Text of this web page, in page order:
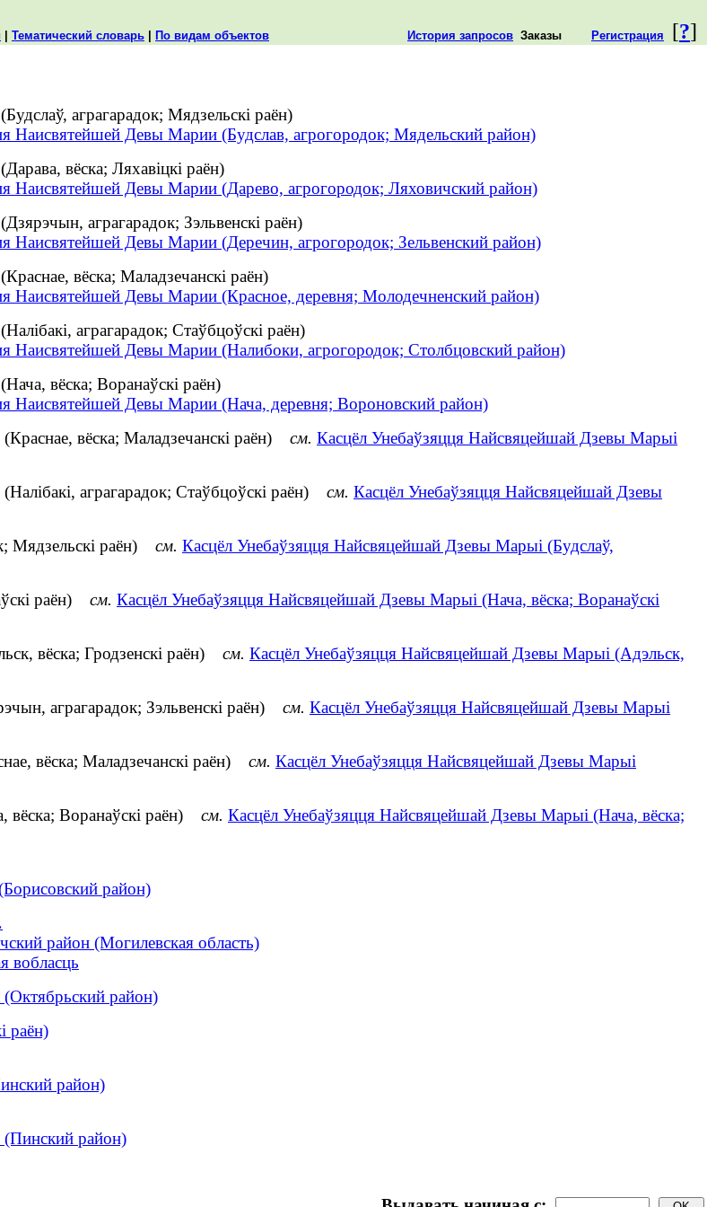
[?]
Тематический словарь По видам объектов История запросов Заказы Регистрация
аграгарадок; Мядзельскі раён)
Наисвятейшей Девы Марии (Будслав, агрогородок; Мядельский район)
вёска; Ляхавіцкі раён)
Наисвятейшей Девы Марии (Дарево, агрогородок; Ляховичский район)
аграгарадок; Зэльвенскі раён)
Наисвятейшей Девы Марии (Деречин, агрогородок; Зельвенский район)
вёска; Маладзечанскі раён)
Наисвятейшей Девы Марии (Красное, деревня; Молодечненский район)
аграгарадок; Стаўбцоўскі раён)
Наисвятейшей Девы Марии (Налибоки, агрогородок; Столбцовский район)
вёска; Воранаўскі раён)
Наисвятейшей Девы Марии (Нача, деревня; Вороновский район)
вёска; Маладзечанскі раён) см. Касцёл Унебаўзяцця Найсвяцейшай Дзевы Марыі
аграгарадок; Стаўбцоўскі раён) см. Касцёл Унебаўзяцця Найсвяцейшай Дзевы
Мядзельскі раён) см. Касцёл Унебаўзяцця Найсвяцейшай Дзевы Марыі (Будслаў,
раён) см. Касцёл Унебаўзяцця Найсвяцейшай Дзевы Марыі (Нача, вёска; Воранаўскі
вёска; Гродзенскі раён) см. Касцёл Унебаўзяцця Найсвяцейшай Дзевы Марыі (Адэльск,
аграгарадок; Зэльвенскі раён) см. Касцёл Унебаўзяцця Найсвяцейшай Дзевы Марыі
вёска; Маладзечанскі раён) см. Касцёл Унебаўзяцця Найсвяцейшай Дзевы Марыі
Воранаўскі раён) см. Касцёл Унебаўзяцця Найсвяцейшай Дзевы Марыі (Нача, вёска;
район)
район (Могилевская область)
вобласць
(Октябрьский район)
раён)
район)
(Пинский район)